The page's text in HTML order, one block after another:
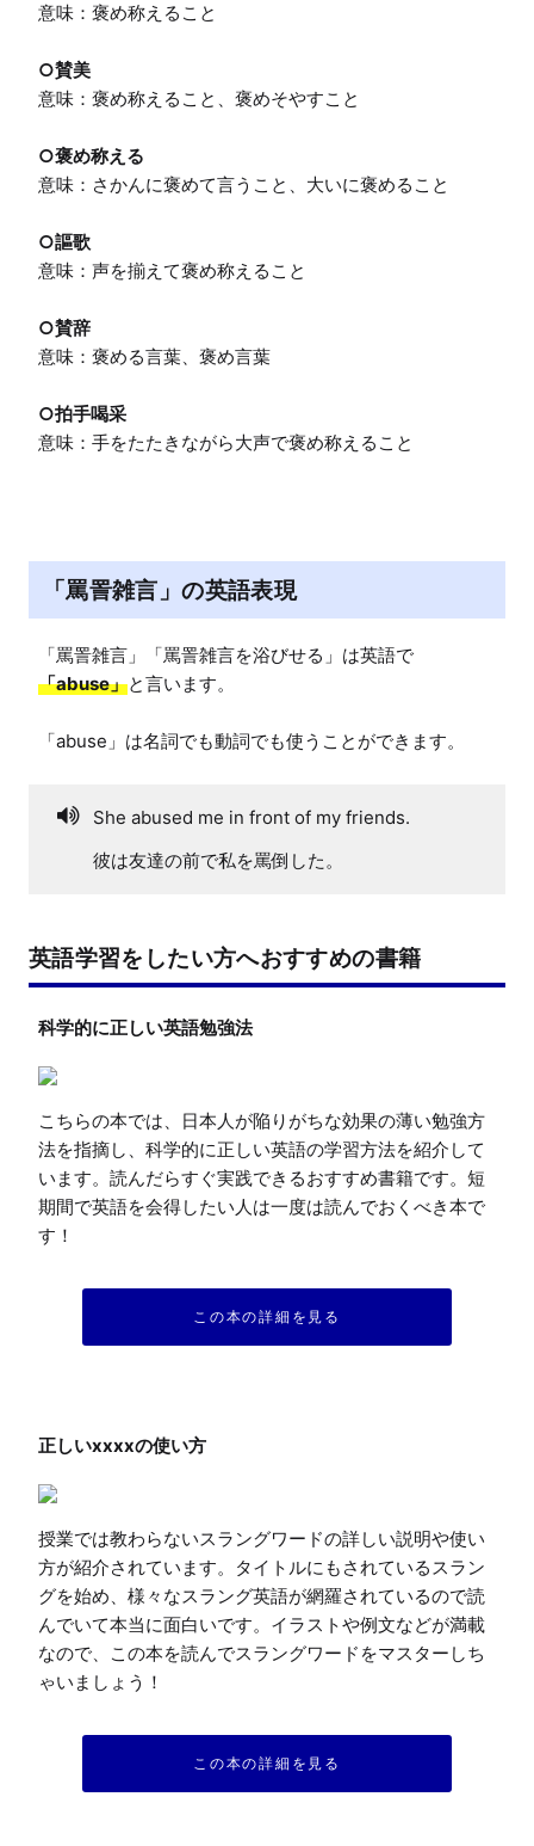
意味：褒め称えること
○賛美
意味：褒め称えること、褒めそやすこと
○褒め称える
意味：さかんに褒めて言うこと、大いに褒めること
○謳歌
意味：声を揃えて褒め称えること
○賛辞
意味：褒める言葉、褒め言葉
○拍手喝采
意味：手をたたきながら大声で褒め称えること
「罵詈雑言」の英語表現
「罵詈雑言」「罵詈雑言を浴びせる」は英語で
「abuse」と言います。
「abuse」は名詞でも動詞でも使うことができます。
She abused me in front of my friends.
彼は友達の前で私を罵倒した。
英語学習をしたい方へおすすめの書籍
科学的に正しい英語勉強法
こちらの本では、日本人が陥りがちな効果の薄い勉強方
法を指摘し、科学的に正しい英語の学習方法を紹介して
います。読んだらすぐ実践できるおすすめ書籍です。短
期間で英語を会得したい人は一度は読んでおくべき本で
す！
この本の詳細を見る
授業では教わらないスラングワードの詳しい説明や使い
方が紹介されています。タイトルにもされているスラン
グを始め、様々なスラング英語が網羅されているので読
んでいて本当に面白いです。イラストや例文などが満載
なので、この本を読んでスラングワードをマスターしち
ゃいましょう！
この本の詳細を見る